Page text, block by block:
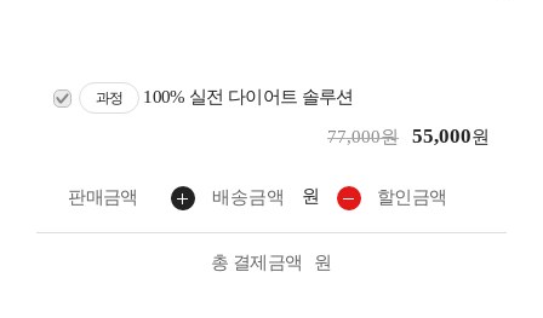
과정 100% 실전 다이어트 솔루션
77,000원 55,000원
판매금액 배송금액 원 할인금액
총 결제금액 원